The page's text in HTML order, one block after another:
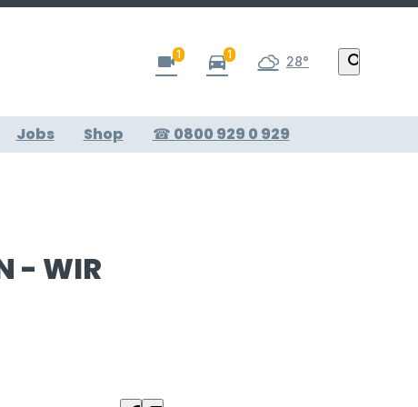
videocam1 directions_car1 28° search
Jobs Shop ☎ 0800 929 0 929
- WIR